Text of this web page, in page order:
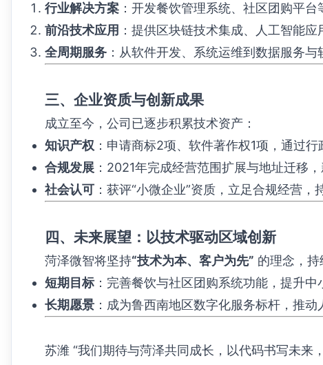
行业解决方案 ：开发餐饮管理系统、社区团购平
前沿技术应用 ：提供区块链技术集成、人工智能
全周期服务 ：从软件开发、系统运维到数据服务
三、企业资质与创新成果
成立至今，公司已逐步积累技术资产：
知识产权 ：申请商标2项、软件著作权1项，通过
合规发展 ：2021年完成经营范围扩展与地址迁移
社会认可 ：获评“小微企业”资质，立足合规经营，
四、未来展望：以技术驱动区域创新
菏泽微智将坚持​“技术为本、客户为先”​ 的理念，
短期目标：完善餐饮与社区团购系统功能，提升中
长期愿景 ：成为鲁西南地区数字化服务标杆，推
苏潍​ “我们期待与菏泽共同成长，以代码书写未来